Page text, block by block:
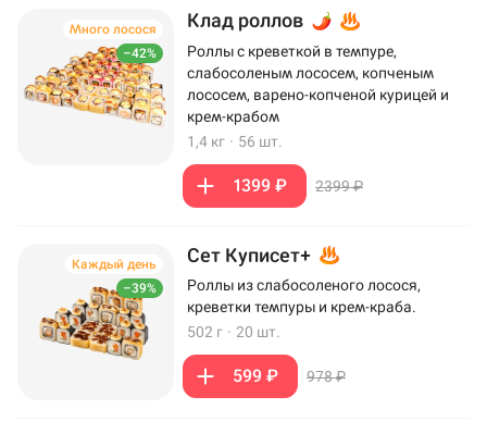
–42%
Много лосося Клад роллов
Роллы с креветкой в темпуре,
слабосоленым лососем, копченым
лососем, варено-копченой курицей и
крем-крабом
1,4 кг · 56 шт.
1399 ₽ 2399 ₽
–39%
Каждый день Сет Куписет+
Роллы из слабосоленого лосося,
креветки темпуры и крем-краба.
502 г · 20 шт.
599 ₽ 978 ₽